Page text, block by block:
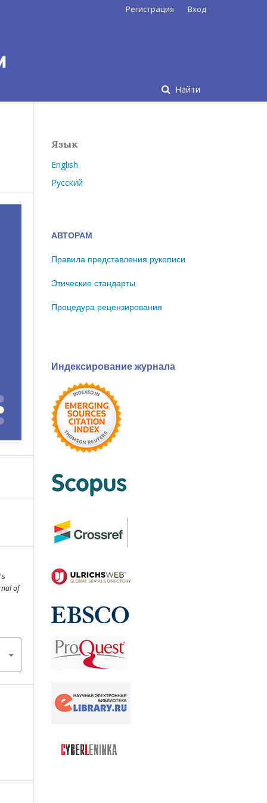
Найти
Регистрация Вход
of
Язык
English
Русский
АВТОРАМ
Правила представления рукописи
Этические стандарты
Процедура рецензирования
Индексирование журнала